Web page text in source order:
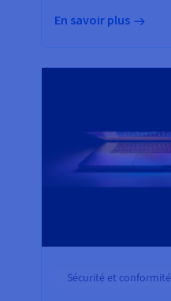
En savoir plus
Sécurité et conformité